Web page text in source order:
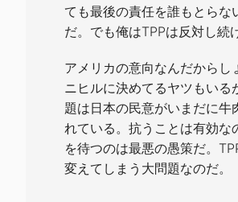
ても最後の責任を誰もとらな
だ。でも俺はTPPは反対し続
アメリカの意向なんだからし
ニヒルに決めてるヤツもいる
題は日本の民意がいまだに牛
れている。抗うことは有効な
を待つのは最悪の愚策だ。
変えてしまう大問題なのだ。